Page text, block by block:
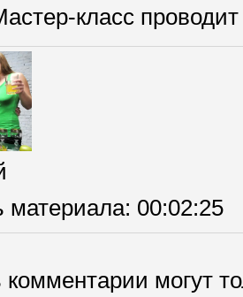
класс
материала: 00:02:25
могут